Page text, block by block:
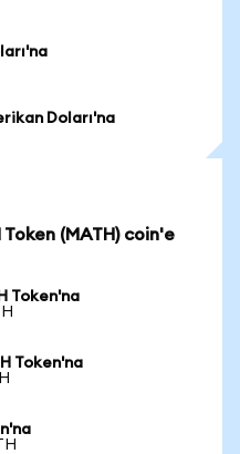
Doları'na
(MATH) coin'e
Token'na
Token'na